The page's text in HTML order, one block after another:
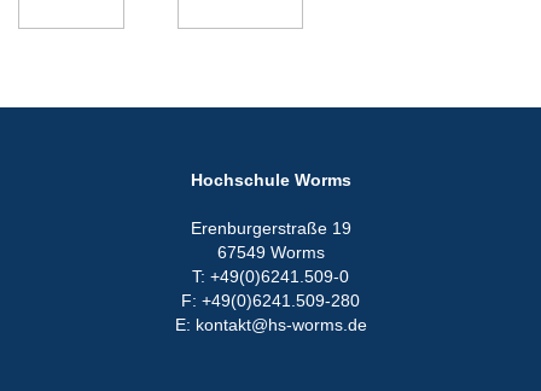
Hochschule Worms
Erenburgerstraße 19
67549 Worms
T: +49(0)6241.509-0
F: +49(0)6241.509-280
E: kontakt@hs-worms.de